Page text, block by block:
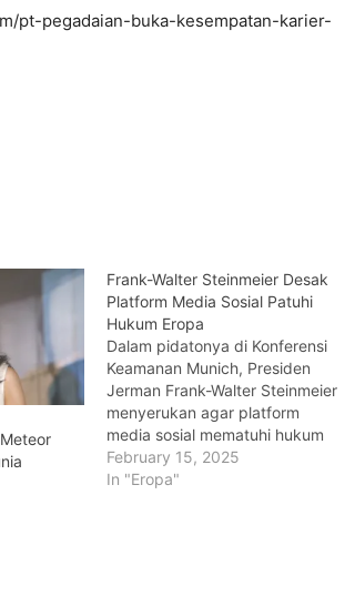
pt-pegadaian-buka-kesempatan-karier-
Frank-Walter Steinmeier Desak
Platform Media Sosial Patuhi
Hukum Eropa
Dalam pidatonya di Konferensi
Keamanan Munich, Presiden
Jerman Frank-Walter Steinmeier
menyerukan agar platform
media sosial mematuhi hukum
Eropa. Ia memperingatkan
bahwa perusahaan teknologi
February 15, 2025
In "Eropa"